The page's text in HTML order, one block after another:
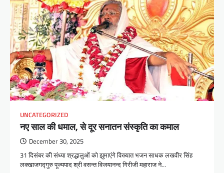
UNCATEGORIZED
नए साल की धमाल, से दूर सनातन संस्कृति का कमाल
December 30, 2025
31 दिसंबर की संध्या श्रद्धालुओं को झुमाएंगे विख्यात भजन साधक लखवीर सिंह
लक्खाजगद्गुरु पूज्यपाद श्री वसन्त विजयानन्द गिरीजी महाराज ने…